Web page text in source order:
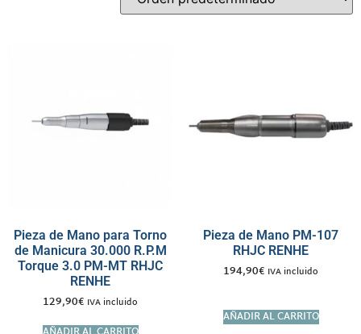
Pieza de Mano para Torno
de Manicura 30.000 R.P.M
Torque 3.0 PM-MT RHJC
RENHE
129,90€ IVA incluido
Pieza de Mano PM-107
RHJC RENHE
194,90€ IVA incluido
AÑADIR AL CARRITO